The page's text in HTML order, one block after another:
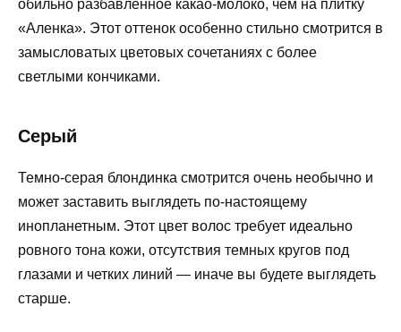
обильно разбавленное какао-молоко, чем на плитку
«Аленка». Этот оттенок особенно стильно смотрится в
замысловатых цветовых сочетаниях с более
светлыми кончиками.
Серый
Темно-серая блондинка смотрится очень необычно и
может заставить выглядеть по-настоящему
инопланетным. Этот цвет волос требует идеально
ровного тона кожи, отсутствия темных кругов под
глазами и четких линий — иначе вы будете выглядеть
старше.